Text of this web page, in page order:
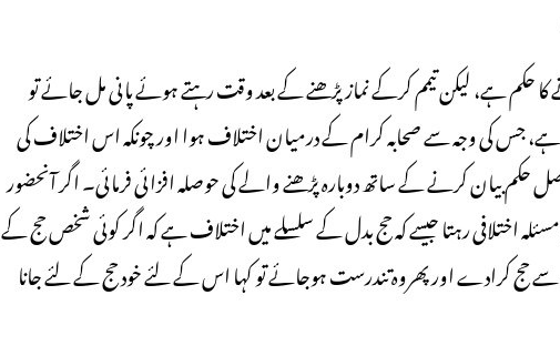
حکم ہے، لیکن تیمم کرکے نماز پڑھنے کے بعد وقت رہتے ہوئے پانی مل جائے تو
ہے، جس کی وجہ سے صحابہ کرام کے درمیان اختلاف ہوا اور چونکہ اس اختلاف کی
بیان کرنے کے ساتھ دوبارہ پڑھنے والے کی حوصلہ افزائی فرمائی۔ اگر آنحضور
اختلافی رہتا جیسے کہ حج بدل کے سلسلے میں اختلاف ہے کہ اگر کوئی شخص حج کے
حج کرادے اور پھروہ تندرست ہوجائے تو کہا اس کے لئے خود حج کے لئے جانا